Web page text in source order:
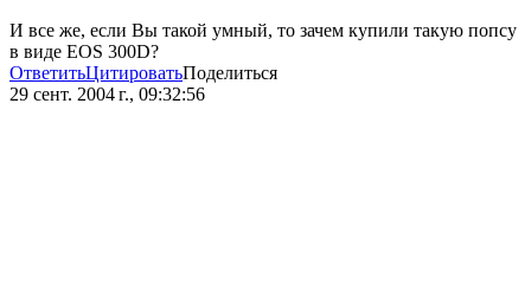
И все же, если Вы такой умный, то зачем купили такую попсу
в виде EOS 300D?
ОтветитьЦитироватьПоделиться
29 сент. 2004 г., 09:32:56